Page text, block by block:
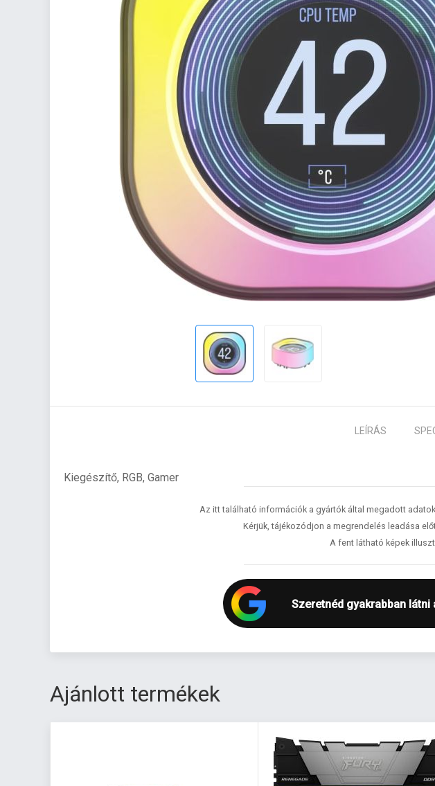
LEÍRÁS
Kiegészítő, RGB, Gamer
Az itt található információk a gyártók által megadott
Kérjük, tájékozódjon a megrendelés leadása
A fent látható képek
Szeretnéd gyakrabban
Ajánlott termékek